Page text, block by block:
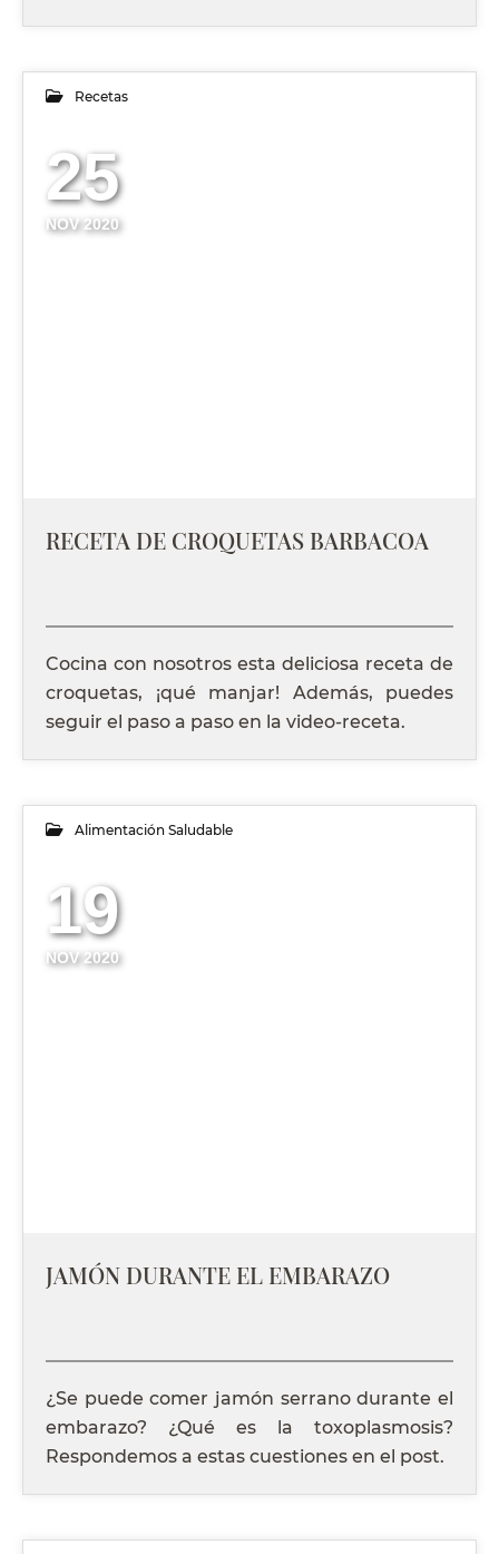
Recetas
25
NOV 2020
RECETA DE CROQUETAS BARBACOA
Cocina con nosotros esta deliciosa receta de
croquetas, ¡qué manjar! Además, puedes
seguir el paso a paso en la video-receta.
Alimentación Saludable
19
NOV 2020
JAMÓN DURANTE EL EMBARAZO
¿Se puede comer jamón serrano durante el
embarazo? ¿Qué es la toxoplasmosis?
Respondemos a estas cuestiones en el post.